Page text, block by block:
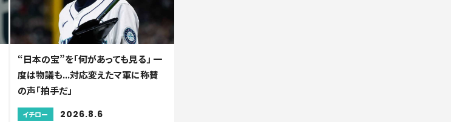
“日本の宝”を「何があっても見る」 一
度は物議も...対応変えたマ軍に称賛
の声「拍手だ」
イチロー 2026.8.6